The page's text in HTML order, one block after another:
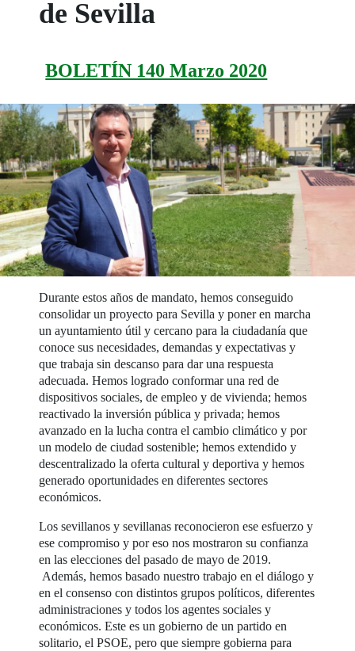
de Sevilla
BOLETÍN 140 Marzo 2020
Durante estos años de mandato, hemos conseguido
consolidar un proyecto para Sevilla y poner en marcha
un ayuntamiento útil y cercano para la ciudadanía que
conoce sus necesidades, demandas y expectativas y
que trabaja sin descanso para dar una respuesta
adecuada. Hemos logrado conformar una red de
dispositivos sociales, de empleo y de vivienda; hemos
reactivado la inversión pública y privada; hemos
avanzado en la lucha contra el cambio climático y por
un modelo de ciudad sostenible; hemos extendido y
descentralizado la oferta cultural y deportiva y hemos
generado oportunidades en diferentes sectores
económicos.
Los sevillanos y sevillanas reconocieron ese esfuerzo y
ese compromiso y por eso nos mostraron su confianza
en las elecciones del pasado de mayo de 2019.
Además, hemos basado nuestro trabajo en el diálogo y
en el consenso con distintos grupos políticos, diferentes
administraciones y todos los agentes sociales y
económicos. Este es un gobierno de un partido en
solitario, el PSOE, pero que siempre gobierna para